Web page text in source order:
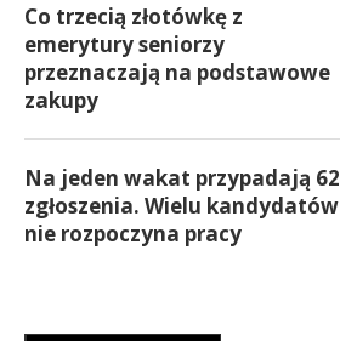
Co trzecią złotówkę z
emerytury seniorzy
przeznaczają na podstawowe
zakupy
Na jeden wakat przypadają 62
zgłoszenia. Wielu kandydatów
nie rozpoczyna pracy